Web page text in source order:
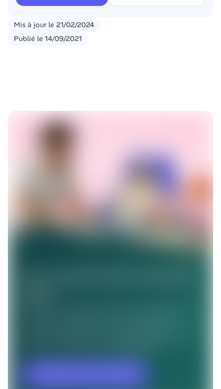
Mis à jour le 21/02/2024
Publié le 14/09/2021